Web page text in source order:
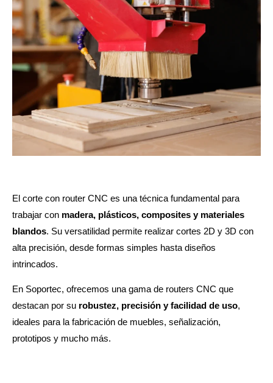
El corte con router CNC es una técnica fundamental para
trabajar con madera, plásticos, composites y materiales
blandos. Su versatilidad permite realizar cortes 2D y 3D con
alta precisión, desde formas simples hasta diseños
intrincados.
En Soportec, ofrecemos una gama de routers CNC que
destacan por su robustez, precisión y facilidad de uso,
ideales para la fabricación de muebles, señalización,
prototipos y mucho más.